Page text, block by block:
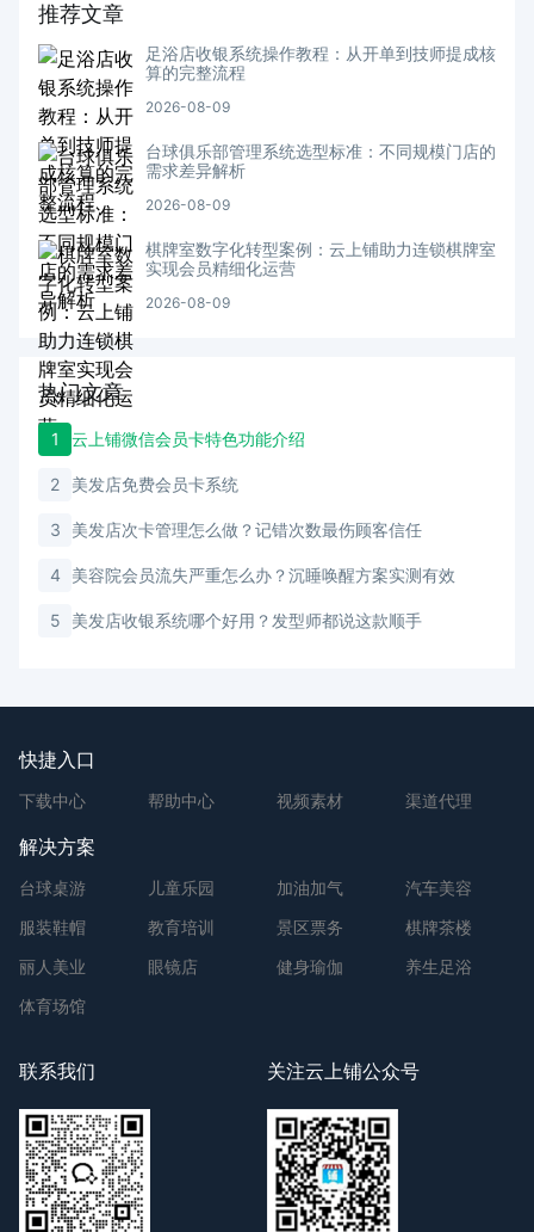
推荐文章
足浴店收银系统操作教程：从开单到技师提成核
算的完整流程
2026-08-09
台球俱乐部管理系统选型标准：不同规模门店的
需求差异解析
2026-08-09
棋牌室数字化转型案例：云上铺助力连锁棋牌室
实现会员精细化运营
2026-08-09
热门文章
1 云上铺微信会员卡特色功能介绍
2 美发店免费会员卡系统
3 美发店次卡管理怎么做？记错次数最伤顾客信任
4 美容院会员流失严重怎么办？沉睡唤醒方案实测有效
5 美发店收银系统哪个好用？发型师都说这款顺手
快捷入口
下载中心 帮助中心 视频素材 渠道代理
解决方案
台球桌游 儿童乐园 加油加气
汽车美容
服装鞋帽
教育培训 景区票务
棋牌茶楼
丽人美业
眼镜店 健身瑜伽
养生足浴
体育场馆
联系我们 关注云上铺公众号